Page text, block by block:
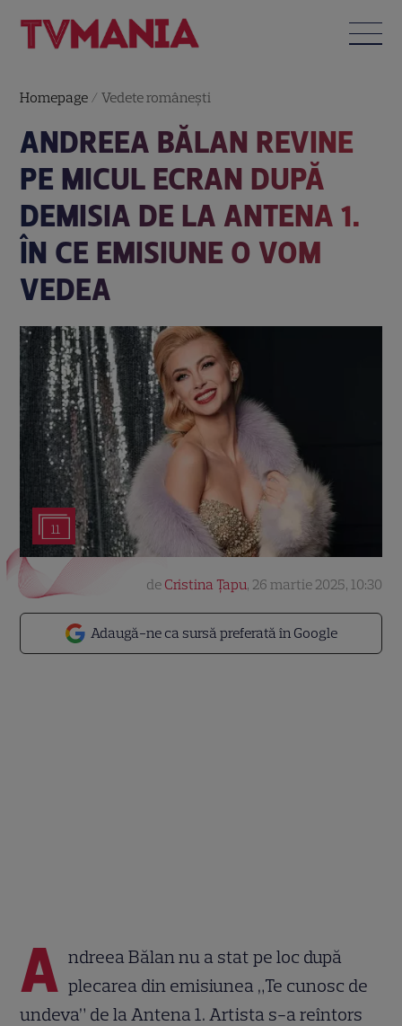
Homepage /Vedete româneşti
ANDREEA BĂLAN REVINE
PE MICUL ECRAN DUPĂ
DEMISIA DE LA ANTENA 1.
ÎN CE EMISIUNE O VOM
VEDEA
11
Adaugă-ne ca sursă preferată în Google
de Cristina Țapu, 26 martie 2025, 10:30
A ndreea Bălan nu a stat pe loc după
plecarea din emisiunea „Te cunosc de
undeva” de la Antena 1. Artista s-a reîntors